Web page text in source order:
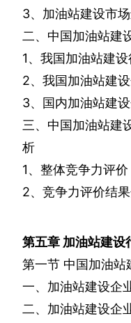
3、加油站建设市
二、中国加油站建
1、我国加油站建
2、我国加油站建
3、国内加油站建
三、中国加油站建
析
1、整体竞争力评价
2、竞争力评价结
第五章 加油站建设
第一节 中国加油站
一、加油站建设企
二、加油站建设企